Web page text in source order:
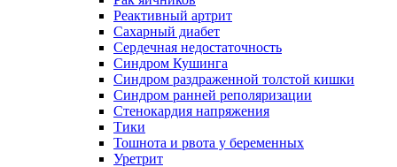
Реактивный артрит
Сахарный диабет
Сердечная недостаточность
Синдром Кушинга
Синдром раздраженной толстой кишки
Синдром ранней реполяризации
Стенокардия напряжения
Тики
Тошнота и рвота у беременных
Уретрит